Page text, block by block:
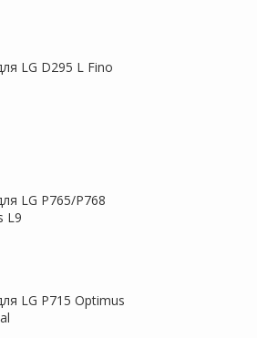
LG D295 L Fino
LG P765/P768
L9
LG P715 Optimus